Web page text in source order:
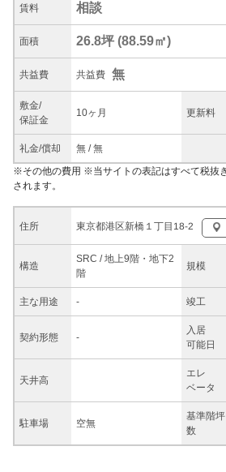
賃料 相談
面積 26.8坪 (88.59㎡)
共益費 共益費 無
敷金/
保証金
10ヶ月 更新料
礼金/償却 無 /無
住所 東京都港区新橋１丁目18-2
構造
SRC / 地上9階・地下2
階
規模
主な用途 - 竣工
契約形態 -
入居
可能日
天井高
エレ
ベータ
駐車場 空無
基準階坪
数
※その他の費用 ※当サイトの表記はすべて税抜
されます。